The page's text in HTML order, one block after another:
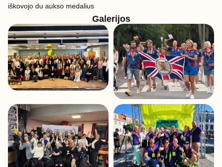
iškovojo du aukso medalius
Galerijos